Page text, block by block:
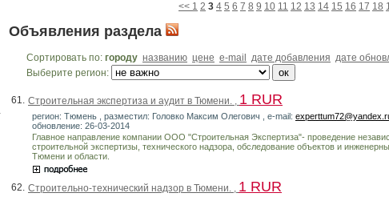
<< 1 2 3 4 5 6 7 8 9 10 11 12 13 14 15 16 17 18
Объявления раздела
Сортировать по: городу названию цене e-mail дате добавления
дате
Выберите регион:
61. Строительная экспертиза и аудит в Тюмени. , 1 RUR
регион: Тюмень , разместил: Головко Максим Олегович , e-mail:
обновление: 26-03-2014
Главное направление компании ООО "Строительная Экспертиза"- проведение
строительной экспертизы, технического надзора, обследование объектов и
Тюмени и области.
62. Строительно-технический надзор в Тюмени. , 1 RUR